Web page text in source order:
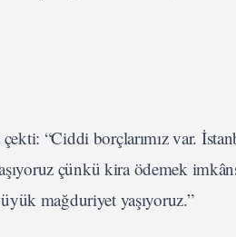
“Ciddi borçlarımız var.
çünkü kira ödemek
mağduriyet yaşıyoruz.”